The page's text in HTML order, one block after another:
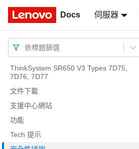
Docs 伺服器
Docs
依標題篩選
ThinkSystem SR650 V3 Types 7D75,
7D76, 7D77
文件下載
支援中心網站
功能
Tech 提示